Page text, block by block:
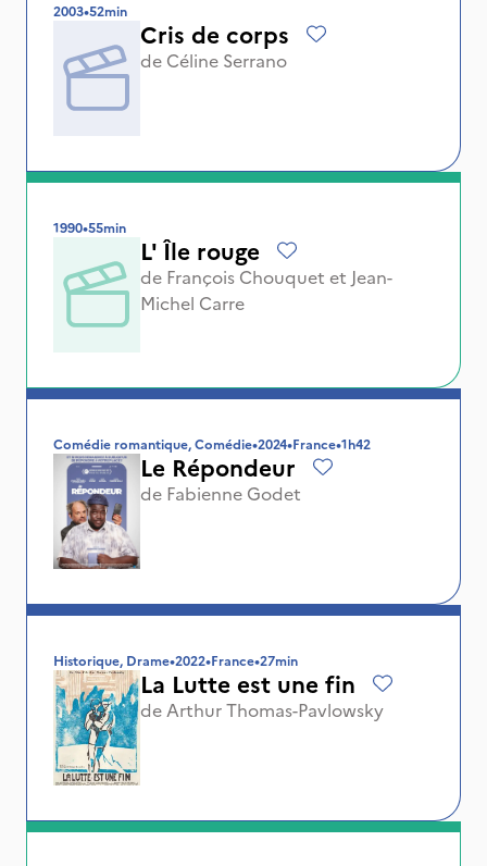
2003•52min
Cris de corps
de Céline Serrano
1990•55min
L' Île rouge
de François Chouquet et Jean-
Michel Carre
Comédie romantique, Comédie•2024•France•1h42
Le Répondeur
de Fabienne Godet
Historique, Drame•2022•France•27min
La Lutte est une fin
de Arthur Thomas-Pavlowsky